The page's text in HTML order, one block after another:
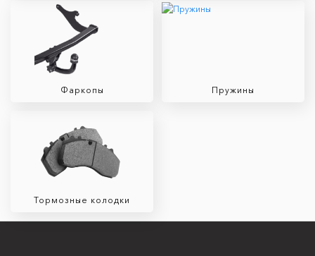
Фаркопы Пружины
Тормозные колодки